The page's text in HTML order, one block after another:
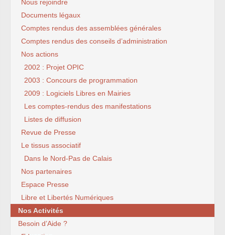
Nous rejoindre
Documents légaux
Comptes rendus des assemblées générales
Comptes rendus des conseils d’administration
Nos actions
2002 : Projet OPIC
2003 : Concours de programmation
2009 : Logiciels Libres en Mairies
Les comptes-rendus des manifestations
Listes de diffusion
Revue de Presse
Le tissus associatif
Dans le Nord-Pas de Calais
Nos partenaires
Espace Presse
Libre et Libertés Numériques
Nos Activités
Besoin d’Aide ?